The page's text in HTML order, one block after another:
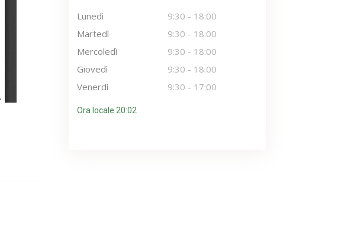
Lunedì 9:30 - 18:00
Martedì
9:30 - 18:00
Mercoledì
9:30 - 18:00
Giovedì
9:30 - 18:00
Venerdì
9:30 - 17:00
Ora locale 20:02